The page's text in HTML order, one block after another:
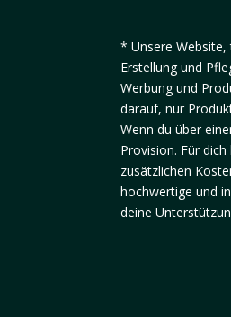
* Unsere Website,
Erstellung und
Werbung und
darauf, nur
Wenn du über
Provision. Für
zusätzlichen
hochwertige und
deine